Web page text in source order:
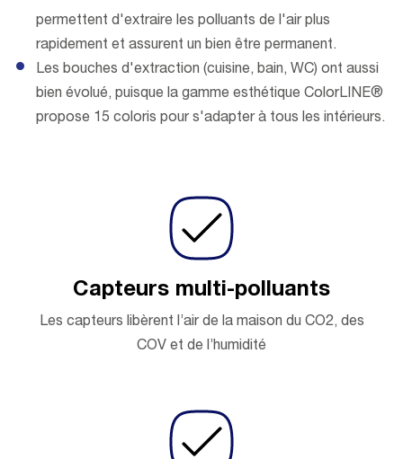
permettent d'extraire les polluants de l'air plus
rapidement et assurent un bien être permanent.
Les bouches d'extraction (cuisine, bain, WC) ont aussi
bien évolué, puisque la gamme esthétique ColorLINE®
propose 15 coloris pour s'adapter à tous les intérieurs.
Capteurs multi-polluants
Les capteurs libèrent l’air de la maison du CO2, des
COV et de l’humidité